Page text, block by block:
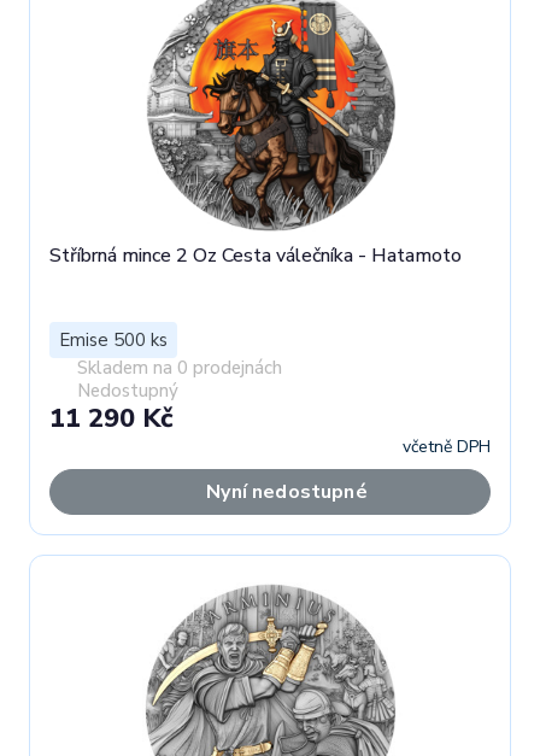
Stříbrná mince 2 Oz Cesta válečníka - Hatamoto
Emise 500 ks
Skladem na 0 prodejnách
Nedostupný
11 290 Kč
včetně DPH
Nyní nedostupné